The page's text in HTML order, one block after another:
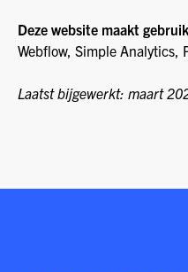
Deze website maakt
Webflow, Simple Analytics,
Laatst bijgewerkt: maart